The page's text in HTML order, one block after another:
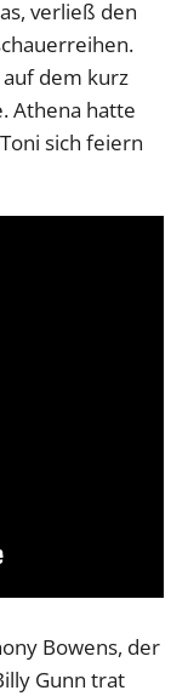
verließ den
dem kurz
Athena hatte
sich feiern
Bowens, der
Gunn trat